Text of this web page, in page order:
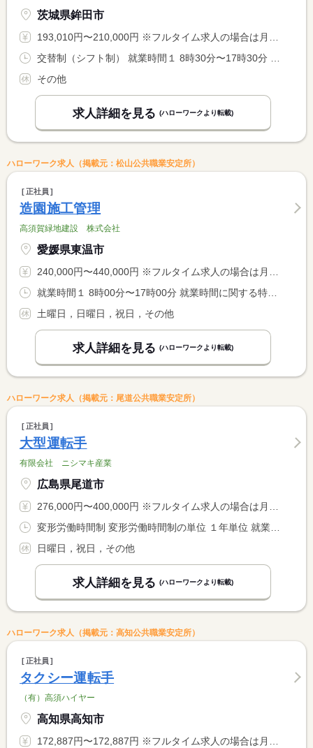
茨城県鉾田市
193,010円〜210,000円 ※フルタイム求人の場合は月額（換算額）、パート求人の場合は時間額を表示しています。
交替制（シフト制） 就業時間１ 8時30分〜17時30分 就業時間２ 8時00分〜17時00分 就業時間３ 8時30分〜12時30分
その他
求人詳細を見る (ハローワークより転載)
ハローワーク求人（掲載元：松山公共職業安定所）
正社員
造園施工管理
高須賀緑地建設 株式会社
愛媛県東温市
240,000円〜440,000円 ※フルタイム求人の場合は月額（換算額）、パート求人の場合は時間額を表示しています。
就業時間１ 8時00分〜17時00分 就業時間に関する特記事項 週４０ｈ調整 <BR> 時間外は年度末の繁忙期に集中して３〜４時間程度あり
土曜日，日曜日，祝日，その他
求人詳細を見る (ハローワークより転載)
ハローワーク求人（掲載元：尾道公共職業安定所）
正社員
大型運転手
有限会社 ニシマキ産業
広島県尾道市
276,000円〜400,000円 ※フルタイム求人の場合は月額（換算額）、パート求人の場合は時間額を表示しています。
変形労働時間制 変形労働時間制の単位 １年単位 就業時間１ 8時00分〜17時00分
日曜日，祝日，その他
求人詳細を見る (ハローワークより転載)
ハローワーク求人（掲載元：高知公共職業安定所）
正社員
タクシー運転手
（有）高須ハイヤー
高知県高知市
172,887円〜172,887円 ※フルタイム求人の場合は月額（換算額）、パート求人の場合は時間額を表示しています。